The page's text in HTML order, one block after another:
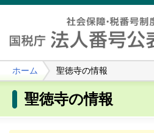
ホーム 聖徳寺の情報
聖徳寺の情報